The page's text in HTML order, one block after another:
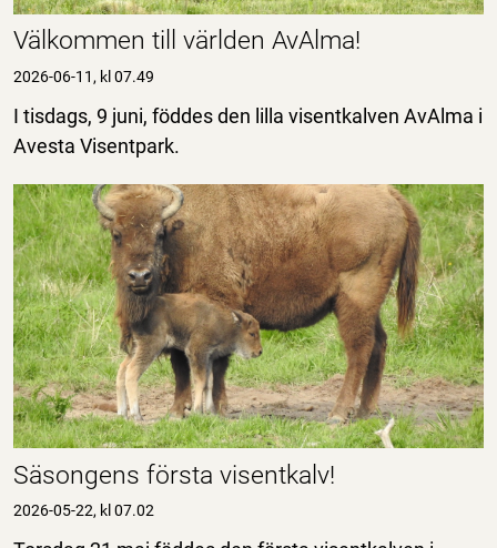
Välkommen till världen AvAlma!
2026-06-11, kl 07.49
I tisdags, 9 juni, föddes den lilla visentkalven AvAlma i
Avesta Visentpark.
Säsongens första visentkalv!
2026-05-22, kl 07.02